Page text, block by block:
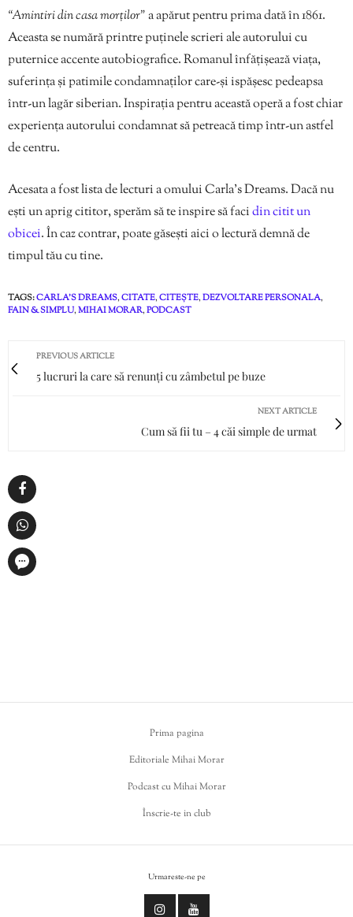
“Amintiri din casa morților”a apărut pentru prima dată în 1861.
Aceasta se numără printre puținele scrieri ale autorului cu
puternice accente autobiografice. Romanul înfățișează viața,
suferința și patimile condamnaților care-și ispășesc pedeapsa
într-un lagăr siberian. Inspirația pentru această operă a fost chiar
experiența autorului condamnat să petreacă timp într-un astfel
de centru.
Acesata a fost lista de lecturi a omului Carla’s Dreams. Dacă nu
ești un aprig cititor, sperăm să te inspire să facidin citit un
obicei. În caz contrar, poate găsești aici o lectură demnă de
timpul tău cu tine.
TAGS:CARLA'S DREAMS,CITATE,CITEȘTE,DEZVOLTARE PERSONALA,
FAIN & SIMPLU,MIHAI MORAR,PODCAST
PREVIOUS ARTICLE
5 lucruri la care să renunți cu zâmbetul pe buze
NEXT ARTICLE
Cum să fii tu – 4 căi simple de urmat
Prima pagina
Editoriale Mihai Morar
Podcast cu Mihai Morar
Înscrie-te in club
Urmareste-ne pe